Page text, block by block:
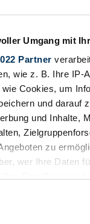
Umgang mit
Partner
wie z. B. Ihre IP-
wie Cookies, um
und darauf
und Inhalte,
zu
wer Ihre Daten
oder widerrufen